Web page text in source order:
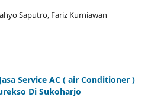
Saputro, Fariz Kurniawan
Service AC ( air Conditioner )
Di Sukoharjo